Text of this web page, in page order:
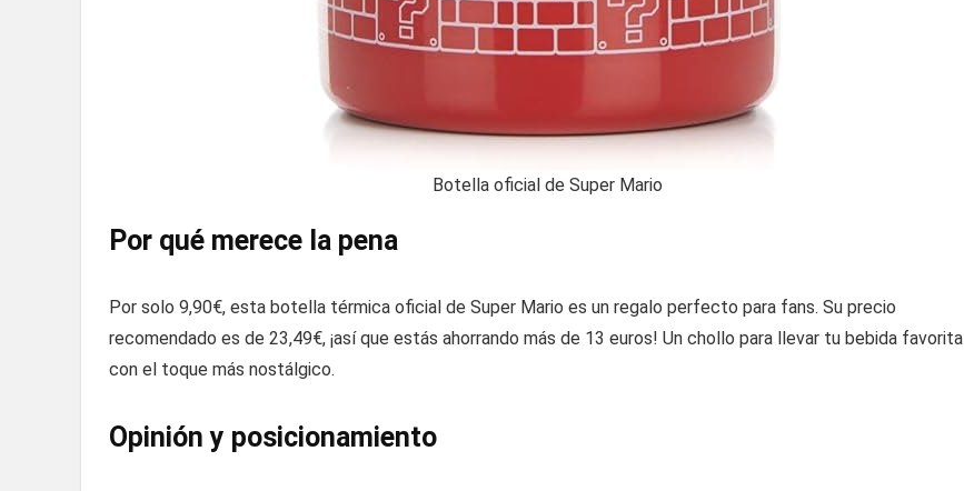
Botella oficial de Super Mario
Por qué merece la pena
Por solo 9,90€, esta botella térmica oficial de Super Mario es un regalo perfecto para fans. Su precio
recomendado es de 23,49€, ¡así que estás ahorrando más de 13 euros! Un chollo para llevar tu bebida favorita
con el toque más nostálgico.
Opinión y posicionamiento